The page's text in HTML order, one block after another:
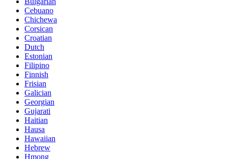
Cebuano
Chichewa
Corsican
Croatian
Dutch
Estonian
Filipino
Finnish
Frisian
Galician
Georgian
Gujarati
Haitian
Hausa
Hawaiian
Hebrew
Hmong